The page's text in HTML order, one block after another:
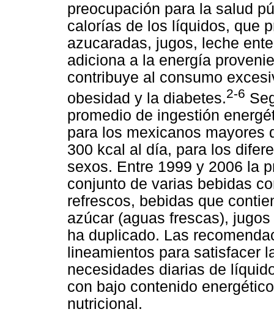
preocupación para la salud
calorías de los líquidos, que
azucaradas, jugos, leche
adiciona a la energía
contribuye al consumo
obesidad y la diabetes.2-6
promedio de ingestión
para los mexicanos mayores
300 kcal al día, para los
sexos. Entre 1999 y 2006 la
conjunto de varias bebidas
refrescos, bebidas que
azúcar (aguas frescas),
ha duplicado. Las
lineamientos para satisfacer
necesidades diarias de
con bajo contenido
nutricional.